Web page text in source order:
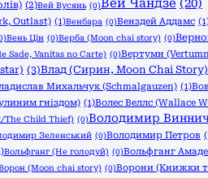
(2)Вей Вусянь (0)Вей Чандзе (20)
Outlast) (1)Венбара (0)Венздей Аддамс
Вень Цін (0)Верба (Moon chai story) (0)
Sade, Vanitas no Carte) (0)Вертумн
(3)Влад (Сирин, Moon Chai Story)
Михальчук (Schmalgauzen) (1)
гніздом) (1)Волес Веллс (Wallace
The Child Thief) (0)Володимир
Зеленський (0)Володимир Петров
Вольфганг (Не голодуй) (0)Вольфганг
(Moon chai story) (0)Ворони (Книжки